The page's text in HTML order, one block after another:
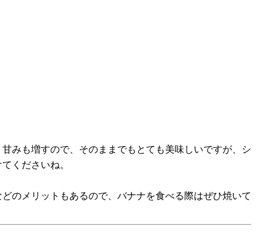
みも増すので、そのままでもとても美味しいですが、シ
くださいね。
のメリットもあるので、バナナを食べる際はぜひ焼いて